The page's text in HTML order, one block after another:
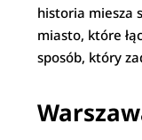
historia miesza
miasto, które
sposób, który